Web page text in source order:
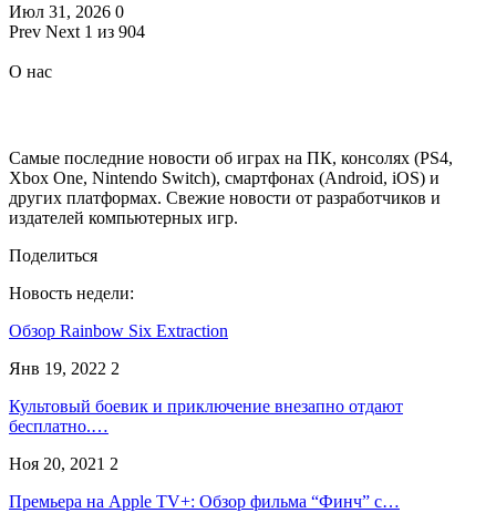
Июл 31, 2026 0
Prev Next 1 из 904
О нас
Самые последние новости об играх на ПК, консолях (PS4,
Xbox One, Nintendo Switch), смартфонах (Android, iOS) и
других платформах. Свежие новости от разработчиков и
издателей компьютерных игр.
Поделиться
Новость недели:
Обзор Rainbow Six Extraction
Янв 19, 2022 2
Культовый боевик и приключение внезапно отдают
бесплатно.…
Ноя 20, 2021 2
Премьера на Apple TV+: Обзор фильма “Финч” с…